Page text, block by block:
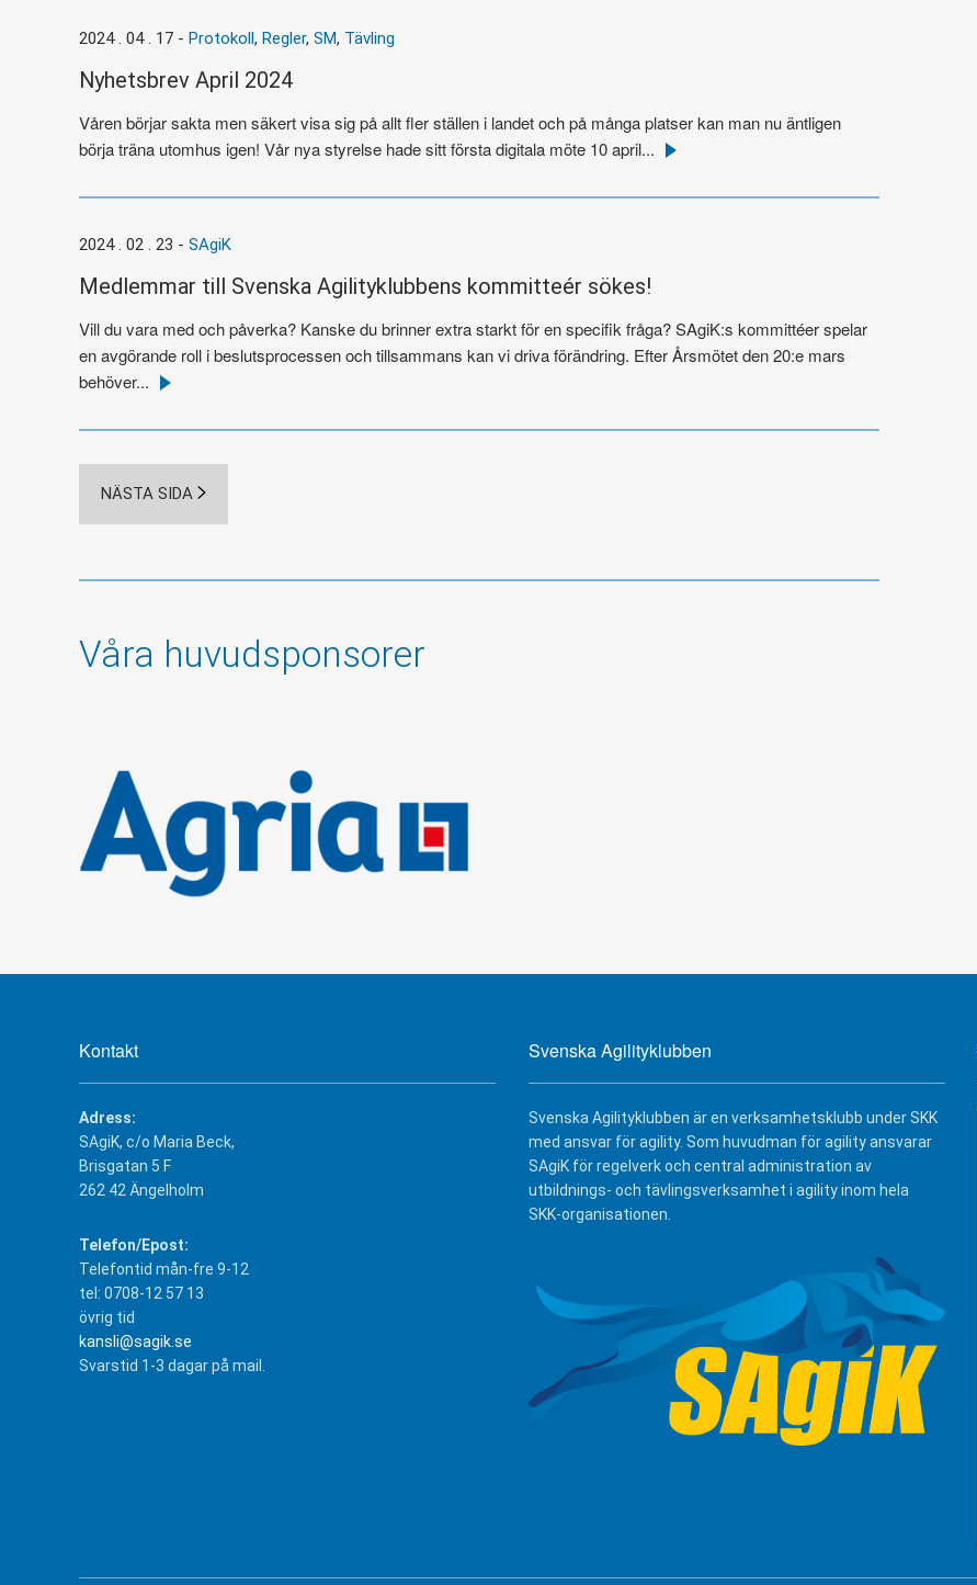
2024 . 04 . 17 - Protokoll, Regler, SM, Tävling
Nyhetsbrev April 2024
Våren börjar sakta men säkert visa sig på allt fler ställen i landet och på många platser kan man nu äntligen
börja träna utomhus igen! Vår nya styrelse hade sitt första digitala möte 10 april... Läs
2024 . 02 . 23 - SAgiK
Medlemmar till Svenska Agilityklubbens kommitteér sökes!
Vill du vara med och påverka? Kanske du brinner extra starkt för en specifik fråga? SAgiK:s kommittéer spelar
en avgörande roll i beslutsprocessen och tillsammans kan vi driva förändring. Efter Årsmötet den 20:e mars
behöver... Läs
NÄSTA SIDA
Våra huvudsponsorer
Kontakt
Adress:
SAgiK, c/o Maria Beck,
Brisgatan 5 F
262 42 Ängelholm
Telefon/Epost:
Telefontid mån-fre 9-12
tel: 0708-12 57 13
övrig tid
kansli@sagik.se
Svarstid 1-3 dagar på mail.
Svenska Agilityklubben
Svenska Agilityklubben är en verksamhetsklubb under SKK
med ansvar för agility. Som huvudman för agility ansvarar
SAgiK för regelverk och central administration av
utbildnings- och tävlingsverksamhet i agility inom hela
SKK-organisationen.